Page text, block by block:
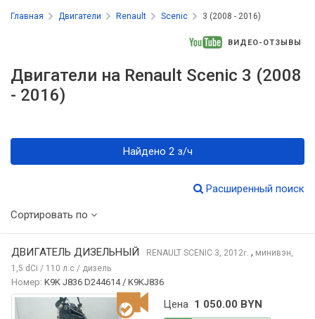
Главная Двигатели Renault Scenic 3 (2008 - 2016)
ВИДЕО-ОТЗЫВЫ
Двигатели на Renault Scenic 3 (2008
- 2016)
Найдено 2 з/ч
Расширенный поиск
Сортировать по
ДВИГАТЕЛЬ ДИЗЕЛЬНЫЙ RENAULT SCENIC 3, 2012г. , минивэн,
1,5 dCi / 110 л.с / дизель
Номер: K9K J836 D244614 / K9KJ836
Цена 1 050.00 BYN